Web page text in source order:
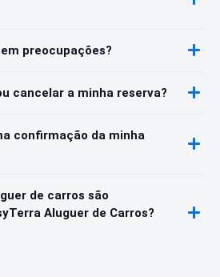
preocupações?
cancelar a minha reserva?
confirmação da minha
de carros são
Aluguer de Carros?